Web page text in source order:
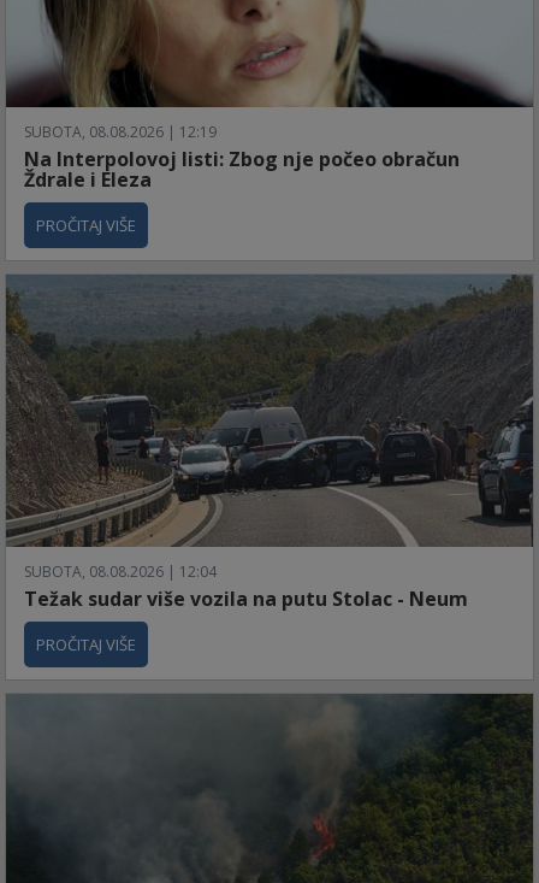
SUBOTA, 08.08.2026 | 12:19
Na Interpolovoj listi: Zbog nje počeo obračun
Ždrale i Eleza
PROČITAJ VIŠE
SUBOTA, 08.08.2026 | 12:04
Težak sudar više vozila na putu Stolac - Neum
PROČITAJ VIŠE